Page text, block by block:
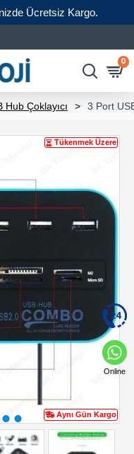
Ücretsiz Kargo.
0
Hub Çoklayıcı 3 Port
Aynı Gün Kargo
Tükenmek Üzere
Online